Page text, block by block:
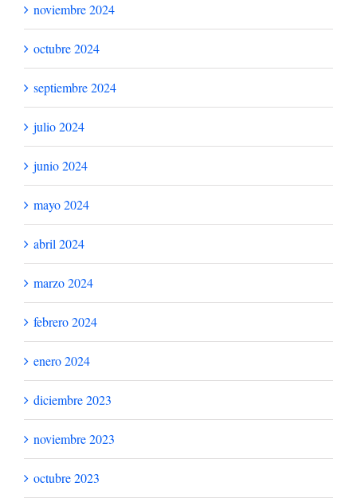
noviembre 2024
octubre 2024
septiembre 2024
julio 2024
junio 2024
mayo 2024
abril 2024
marzo 2024
febrero 2024
enero 2024
diciembre 2023
noviembre 2023
octubre 2023